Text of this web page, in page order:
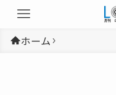
ホーム